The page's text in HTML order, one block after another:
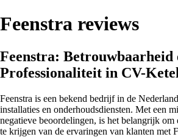
Feenstra reviews
Feenstra: Betrouwbaarheid
Professionaliteit in CV-
Feenstra is een bekend bedrijf in de
installaties en onderhoudsdiensten. Met een
negatieve beoordelingen, is het belangrijk om
te krijgen van de ervaringen van klanten met